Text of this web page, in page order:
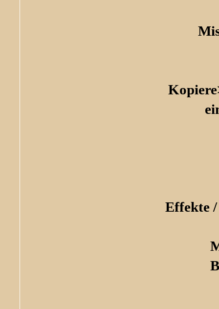
Effekte